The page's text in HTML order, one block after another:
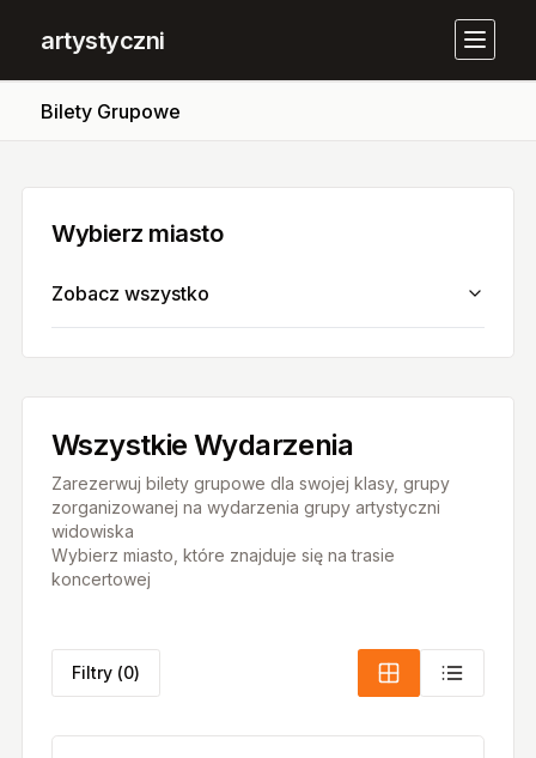
artystyczni
Bilety Grupowe
Wybierz miasto
Zobacz wszystko
Wszystkie Wydarzenia
Zarezerwuj bilety grupowe dla swojej klasy, grupy
zorganizowanej na wydarzenia grupy artystyczni
widowiska
Wybierz miasto, które znajduje się na trasie
koncertowej
Filtry (0)